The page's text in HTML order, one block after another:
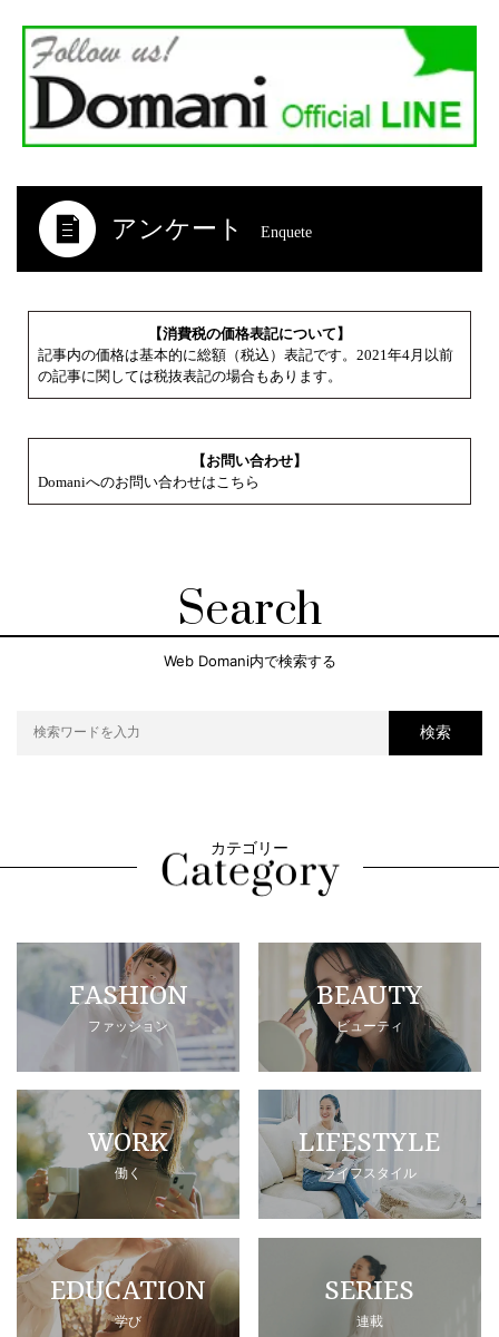
アンケート Enquete
【消費税の価格表記について】
記事内の価格は基本的に総額（税込）表記です。2021年4月以前
の記事に関しては税抜表記の場合もあります。
【お問い合わせ】
Domaniへのお問い合わせはこちら
Search
Web Domani内で検索する
検索
カテゴリー
FASHION
ファッション
BEAUTY
ビューティ
WORK
働く
LIFESTYLE
ライフスタイル
EDUCATION
学び
SERIES
連載